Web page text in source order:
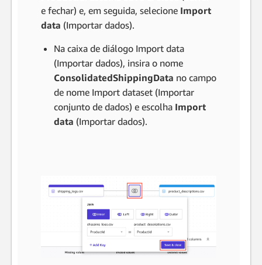
e fechar) e, em seguida, selecione Import
data (Importar dados).
Na caixa de diálogo Import data
(Importar dados), insira o nome
ConsolidatedShippingData no campo
de nome Import dataset (Importar
conjunto de dados) e escolha Import
data (Importar dados).